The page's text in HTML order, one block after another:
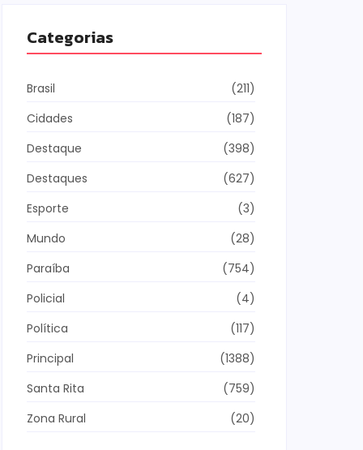
Categorias
Brasil
(211)
Cidades
(187)
Destaque
(398)
Destaques
(627)
Esporte
(3)
Mundo
(28)
Paraíba
(754)
Policial
(4)
Política
(117)
Principal
(1388)
Santa Rita
(759)
Zona Rural
(20)